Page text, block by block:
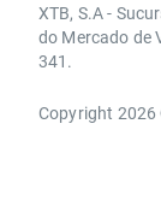
XTB, S.A -
do Mercado de
341.
Copyright 2026